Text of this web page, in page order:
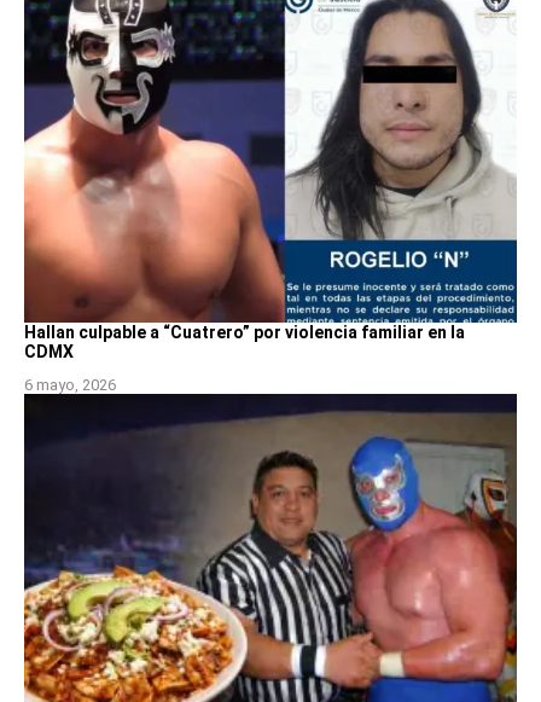
Hallan culpable a “Cuatrero” por violencia familiar en la
CDMX
6 mayo, 2026